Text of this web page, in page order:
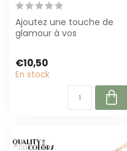
Ajoutez une touche de
glamour à vos
pla...
€10,50
En stock